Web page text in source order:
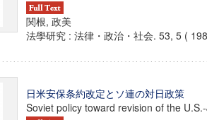
関根, 政美
法學研究 : 法律・政治・社会. 53, 5 (
日米安保条約改定とソ連の対日政策
Soviet policy toward revision of the